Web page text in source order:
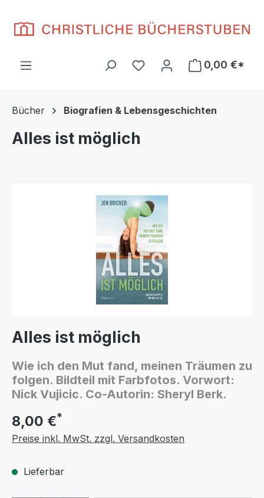
Du hast 0 Produkte auf
0,00 €*
Bücher Biografien & Lebensgeschichten
Alles ist möglich
Alles ist möglich
Wie ich den Mut fand, meinen Träumen zu
folgen. Bildteil mit Farbfotos. Vorwort:
Nick Vujicic. Co-Autorin: Sheryl Berk.
8,00 €*
Preise inkl. MwSt. zzgl. Versandkosten
Lieferbar